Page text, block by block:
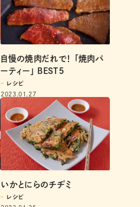
自慢の焼肉だれで！ 「焼肉パ
ーティー」 BEST５
レシピ
2023.01.27
いかとにらのチヂミ
レシピ